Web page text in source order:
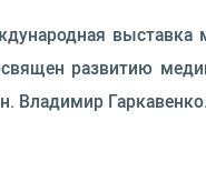
выставка
развитию
Владимир